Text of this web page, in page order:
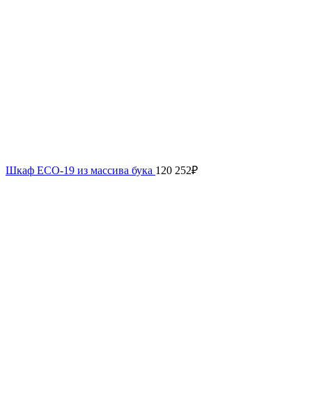
Шкаф ECO-19 из массива бука 120 252₽